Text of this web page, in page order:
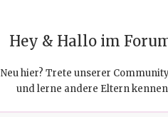
Hey & Hallo im
Neu hier? Trete unserer
und lerne andere Eltern